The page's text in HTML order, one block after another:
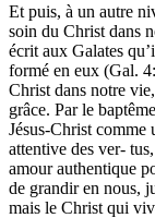
Et puis, à un autre
soin du Christ dans
écrit aux Galates
formé en eux (Gal.
Christ dans notre
grâce. Par le
Jésus-Christ comme
attentive des ver-
amour authentique
de grandir en nous,
mais le Christ qui